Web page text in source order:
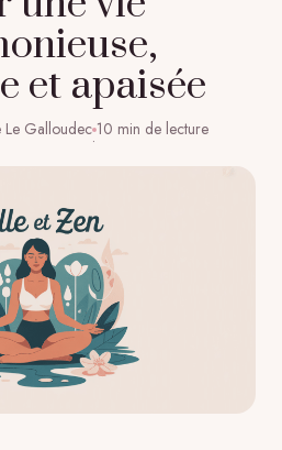
et apaisée
Le Galloudec·10 min de lecture